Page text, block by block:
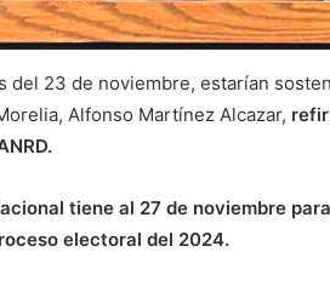
del 23 de noviembre, estarían
Alfonso Martínez Alcazar,
tiene al 27 de noviembre
electoral del 2024.